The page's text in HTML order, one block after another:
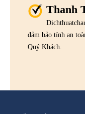
Thanh
đảm bảo tính an
Quý Khách.